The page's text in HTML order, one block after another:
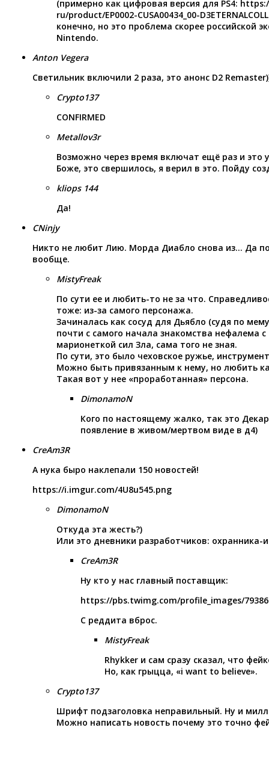
(примерно как цифровая версия для PS4:
ru/product/EP0002-CUSA00434_00-
конечно, но это проблема скорее российской
Nintendo.
Anton Vegera
Светильник включили 2 раза, это анонс D2
Crypto137
CONFIRMED
Metallov3r
Возможно через время включат ещё раз и это
Боже, это свершилось, я верил в это. Пойду
kliops 144
Да!
CNinjy
Никто не любит Лию. Морда Диабло снова из… Да
вообще.
MistyFreak
По сути ее и любить-то не за что.
тоже: из-за самого персонажа.
Зачиналась как сосуд для Дьябло (судя по
почти с самого начала знакомства нефалема
марионеткой сил Зла, сама того не зная.
По сути, это было чеховское ружье,
Можно быть привязанным к нему, но любить
Такая вот у нее «проработанная» персона.
DimonamoN
Кого по настоящему жалко, так это
появление в живом/мертвом виде в д4)
CreAm3R
А нука быро наклепали 150 новостей!
https://i.imgur.com/4U8u545.png
DimonamoN
Откуда эта жесть?)
Или это дневники разработчиков: охранника-
CreAm3R
Ну кто у нас главный поставщик:
https://pbs.twimg.com/profile_images/
С реддита вброс.
MistyFreak
Rhykker и сам сразу сказал, что
Но, как грыцца, «i want to believe».
Crypto137
Шрифт подзаголовка неправильный. Ну и
Можно написать новость почему это точно